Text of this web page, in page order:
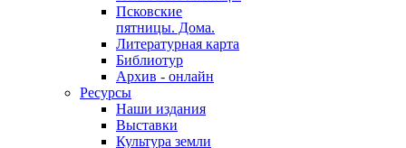
Псковские
пятницы. Дома.
Литературная карта
Библиотур
Архив - онлайн
Ресурсы
Наши издания
Выставки
Культура земли